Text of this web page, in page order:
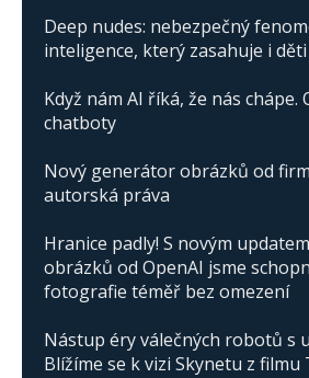
Deep nudes: nebezpečný
inteligence, který zasahuje i děti
Když nám AI říká, že nás
chatboty
Nový generátor obrázků od
autorská práva
Hranice padly! S novým
obrázků od OpenAI jsme
fotografie téměř bez omezení
Nástup éry válečných robotů s
Blížíme se k vizi Skynetu z